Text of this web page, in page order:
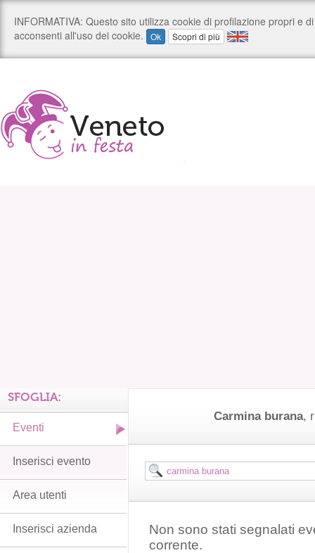
Carmina burana,
Non sono stati segnalati
corrente.
SFOGLIA:
Eventi
Inserisci evento
Area utenti
Inserisci azienda